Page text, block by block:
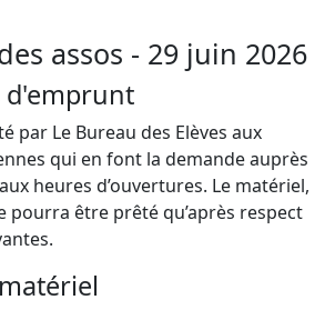
assos - 29 juin 2026
d'emprunt
par Le Bureau des Elèves aux
qui en font la demande auprès
heures d’ouvertures. Le matériel,
pourra être prêté qu’après respect